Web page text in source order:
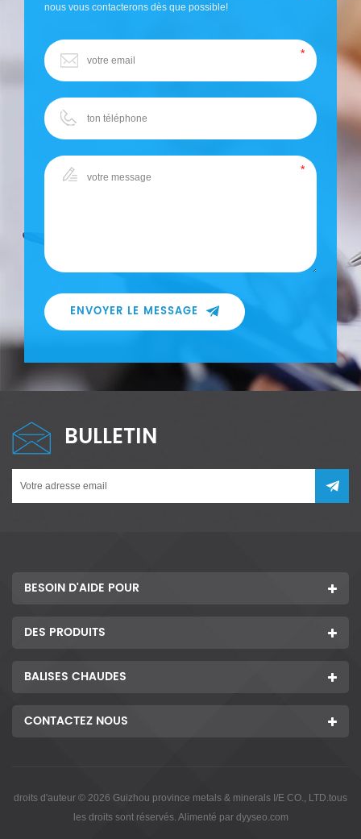
nous vous contacterons dès que possible!
ENVOYER LE MESSAGE
BULLETIN
BESOIN D'AIDE POUR
DES PRODUITS
BALISES CHAUDES
CONTACTEZ NOUS
droits d'auteur © 2026 Guizhou province metals & minerals I/E CO., LTD.tous
les droits sont réservés. Alimenté par dyyseo.com